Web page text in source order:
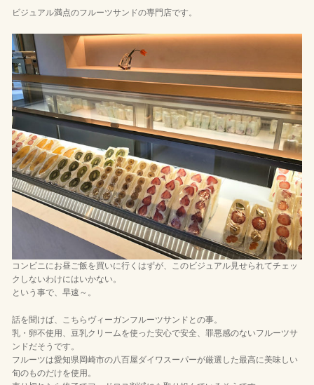
ビジュアル満点のフルーツサンドの専門店です。
コンビニにお昼ご飯を買いに行くはずが、このビジュアル見せられてチェッ
クしないわけにはいかない。
という事で、早速～。
話を聞けば、こちらヴィーガンフルーツサンドとの事。
乳・卵不使用、豆乳クリームを使った安心で安全、罪悪感のないフルーツサ
ンドだそうです。
フルーツは愛知県岡崎市の八百屋ダイワスーパーが厳選した最高に美味しい
旬のものだけを使用。